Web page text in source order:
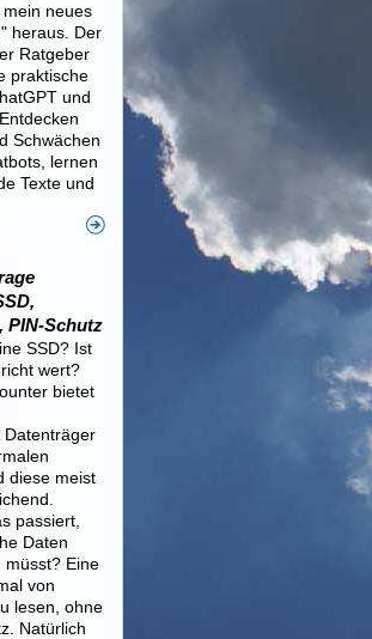
neues
heraus. Der
Ratgeber
praktische
und
Schwächen
lernen
Texte und
PIN-Schutz
SSD? Ist
wert?
bietet
Datenträger
diese meist
passiert,
Daten
müsst? Eine
von
lesen, ohne
Natürlich